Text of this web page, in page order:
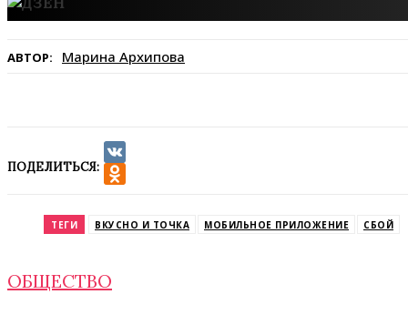
АВТОР: Марина Архипова
ПОДЕЛИТЬСЯ:
VK
ТЕГИ ВКУСНО И ТОЧКА МОБИЛЬНОЕ ПРИЛОЖЕНИЕ СБОЙ
ОБЩЕСТВО